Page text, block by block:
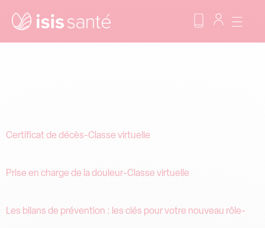
Certificat de décès-Classe virtuelle
Prise en charge de la douleur-Classe virtuelle
Les bilans de prévention : les clés pour votre nouveau rôle-